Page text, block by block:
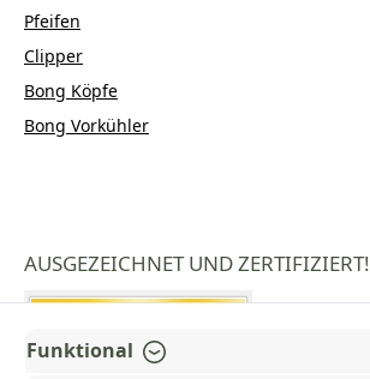
Pfeifen
Clipper
Bong Köpfe
Bong Vorkühler
AUSGEZEICHNET UND ZERTIFIZIERT!
Funktional